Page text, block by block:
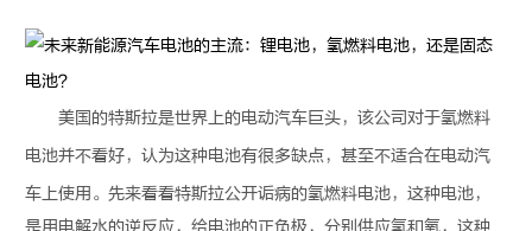
美国的特斯拉是世界上的电动汽车巨头，该公司对于氢燃料
电池并不看好，认为这种电池有很多缺点，甚至不适合在电动汽
车上使用。先来看看特斯拉公开诟病的氢燃料电池，这种电池，